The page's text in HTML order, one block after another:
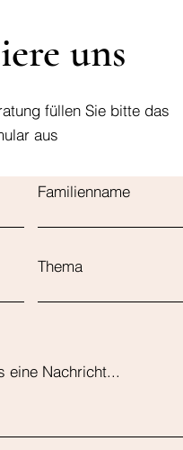
uns
füllen Sie bitte das
aus
Familienname
Thema
eine Nachricht...